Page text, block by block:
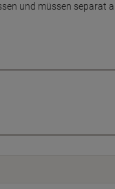
und müssen separat